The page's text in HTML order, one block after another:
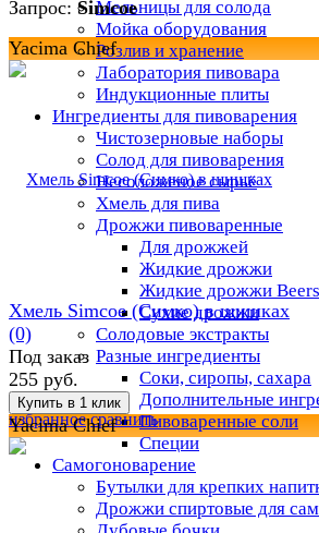
Мельницы для солода
Мойка оборудования
Розлив и хранение
Лаборатория пивовара
Индукционные плиты
Ингредиенты для пивоварения
Чистозерновые наборы
Солод для пивоварения
Несоложеное сырьё
Хмель для пива
Дрожжи пивоваренные
Для дрожжей
Жидкие дрожжи
Жидкие дрожжи
Сухие дрожжи
Солодовые экстракты
Разные ингредиенты
Соки, сиропы, сахара
Дополнительные
Пивоваренные соли
Специи
Самогоноварение
Бутылки для крепких
Дрожжи спиртовые для
Запрос: Simcoe
Yacima Chief
избранное сравнить
Хмель Simcoe (Симко) в шишках
(0)
Под заказ
255 руб.
Yacima Chief